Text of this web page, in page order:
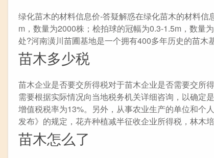
绿化苗木的材料信息价-答疑解惑在绿化苗木的材料
m，数量为2000株；桧拍球的冠幅为0.3-1.5m，数
处?河南潢川苗圃基地是一个拥有400多年历史的苗木
苗木多少税
苗木企业是否要交所得税对于苗木企业是否需要交所
需要根据实际情况向当地税务机关详细咨询，以确定
增值税税率为13%。另外，从事农业生产的单位和个
发布》的规定，花卉种植减半征收企业所得税，林木培
苗木怎么了